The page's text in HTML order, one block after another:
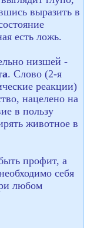
выразить в
есть ложь.
низшей -
. Слово (2-я
реакции)
нацелено на
в пользу
животное в
профит, а
себя
любом